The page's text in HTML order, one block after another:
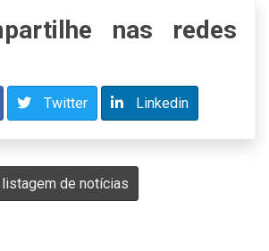
nas redes
Twitter Linkedin
listagem de notícias